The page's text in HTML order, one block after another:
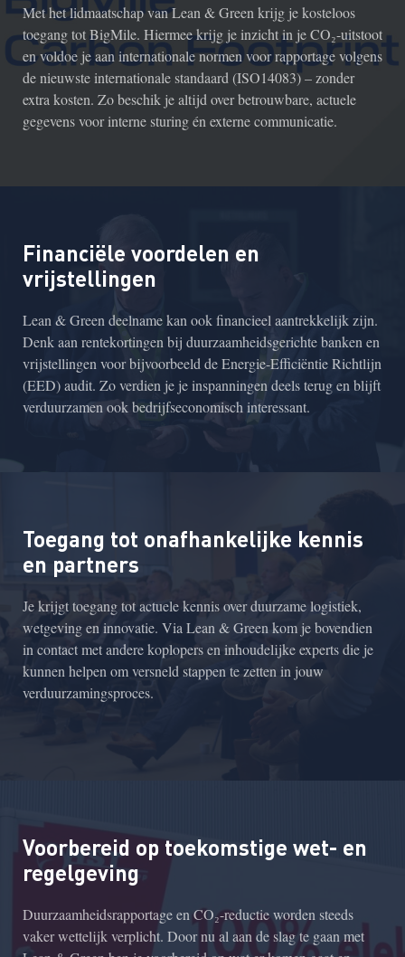
Met het lidmaatschap van Lean & Green krijg je kosteloos
toegang tot BigMile. Hiermee krijg je inzicht in je CO₂-uitstoot
en voldoe je aan internationale normen voor rapportage volgens
de nieuwste internationale standaard (ISO14083) – zonder
extra kosten. Zo beschik je altijd over betrouwbare, actuele
gegevens voor interne sturing én externe communicatie.
Financiële voordelen en
vrijstellingen
Lean & Green deelname kan ook financieel aantrekkelijk zijn.
Denk aan rentekortingen bij duurzaamheidsgerichte banken en
vrijstellingen voor bijvoorbeeld de Energie-Efficiëntie Richtlijn
(EED) audit. Zo verdien je je inspanningen deels terug en blijft
verduurzamen ook bedrijfseconomisch interessant.
Toegang tot onafhankelijke kennis
en partners
Je krijgt toegang tot actuele kennis over duurzame logistiek,
wetgeving en innovatie. Via Lean & Green kom je bovendien
in contact met andere koplopers en inhoudelijke experts die je
kunnen helpen om versneld stappen te zetten in jouw
verduurzamingsproces.
Voorbereid op toekomstige wet- en
regelgeving
Duurzaamheidsrapportage en CO₂-reductie worden steeds
vaker wettelijk verplicht. Door nu al aan de slag te gaan met